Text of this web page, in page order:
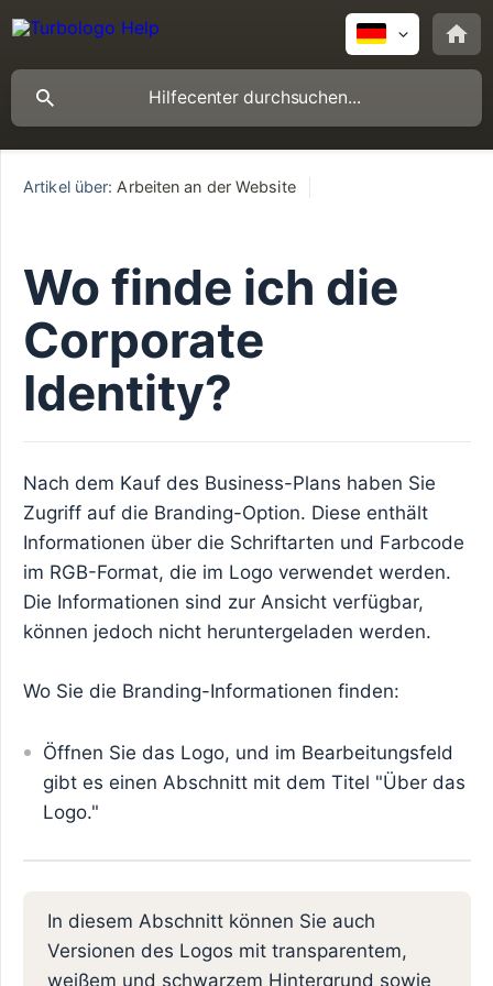
Artikel über: Arbeiten an der Website
Wo finde ich die
Corporate
Identity?
Nach dem Kauf des Business-Plans haben Sie
Zugriff auf die Branding-Option. Diese enthält
Informationen über die Schriftarten und Farbcode
im RGB-Format, die im Logo verwendet werden.
Die Informationen sind zur Ansicht verfügbar,
können jedoch nicht heruntergeladen werden.
Wo Sie die Branding-Informationen finden:
Öffnen Sie das Logo, und im Bearbeitungsfeld
gibt es einen Abschnitt mit dem Titel "Über das
Logo."
In diesem Abschnitt können Sie auch
Versionen des Logos mit transparentem,
weißem und schwarzem Hintergrund sowie